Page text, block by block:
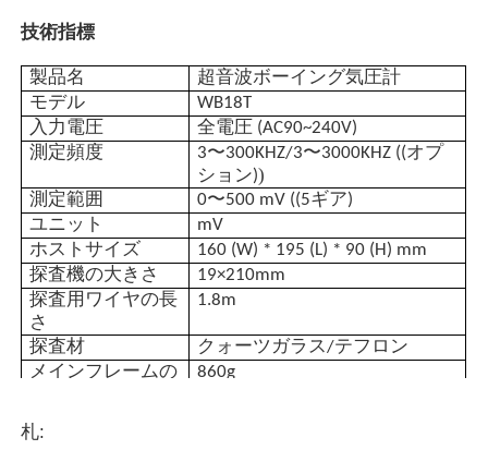
見積依頼
核放射線検出器
個人的な線量計
x光線センサー
技術指標
製品名
超音波ボーイング気圧計
モデル
WB18T
入力電圧
全電圧 (AC90~240V)
測定頻度
3〜300KHZ/3〜3000KHZ ((オプ
ション))
測定範囲
0〜500 mV ((5ギア)
ユニット
mV
ホストサイズ
160 (W) * 195 (L) * 90 (H) mm
探査機の大きさ
19×210mm
探査用ワイヤの長
さ
1.8m
探査材
クォーツガラス/テフロン
メインフレームの
860g
探査機の重量
札: